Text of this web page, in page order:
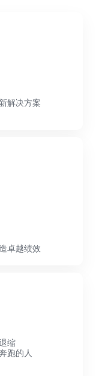
解决方案
卓越绩效
缩
跑的人